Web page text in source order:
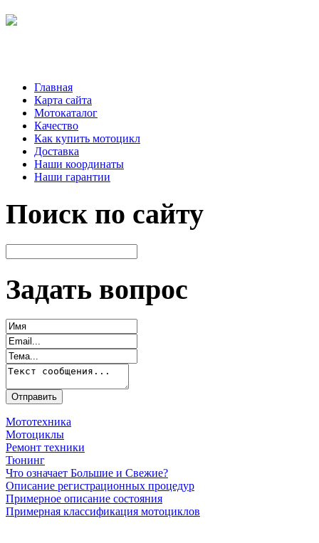
Главная
Карта сайта
Мотокаталог
Качество
Как купить мотоцикл
Доставка
Наши координаты
Наши гарантии
Поиск по сайту
Задать вопрос
Мототехника
Мотоциклы
Ремонт техники
Тюнинг
Что означает Большие и Свежие?
Описание регистрационных процедур
Примерное описание состояния
Примерная классификация мотоциклов